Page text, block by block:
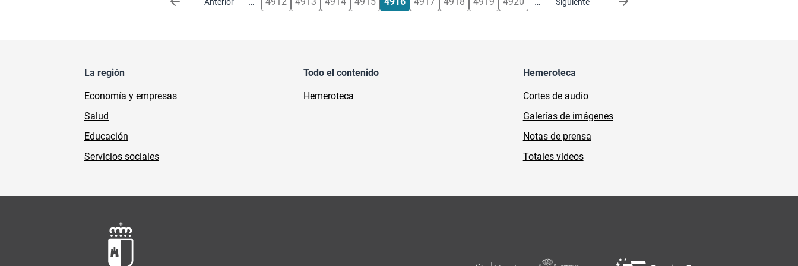
La región
Economía y empresas
Salud
Educación
Servicios sociales
Todo el contenido
Hemeroteca
Hemeroteca
Cortes de audio
Galerías de imágenes
Notas de prensa
Totales vídeos